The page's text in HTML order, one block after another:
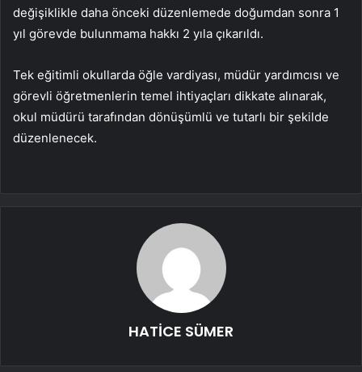
değişiklikle daha önceki düzenlemede doğumdan sonra 1
yıl görevde bulunmama hakkı 2 yıla çıkarıldı.
Tek eğitimli okullarda öğle vardiyası, müdür yardımcısı ve
görevli öğretmenlerin temel ihtiyaçları dikkate alınarak,
okul müdürü tarafından dönüşümlü ve tutarlı bir şekilde
düzenlenecek.
HATİCE SÜMER